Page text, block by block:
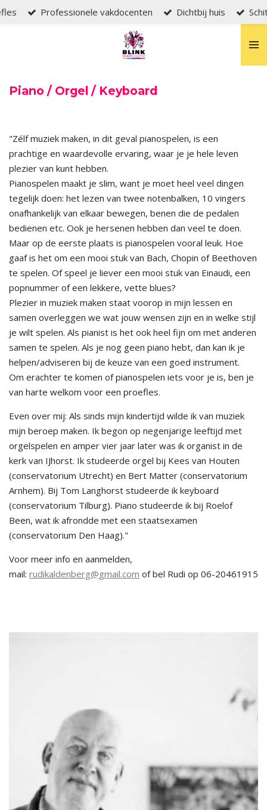
Ga
Professionele vakdocenten Dichtbij huis
Piano / Orgel / Keyboard
"Zélf muziek maken, in dit geval pianospelen, is een
prachtige en waardevolle ervaring, waar je je hele leven
plezier van kunt hebben.
Pianospelen maakt je slim, want je moet heel veel dingen
tegelijk doen: het lezen van twee notenbalken, 10 vingers
onafhankelijk van elkaar bewegen, benen die de pedalen
bedienen etc. Ook je hersenen hebben dan veel te doen.
Maar op de eerste plaats is pianospelen vooral leuk. Hoe
gaaf is het om een mooi stuk van Bach, Chopin of Beethoven
te spelen. Of speel je liever een mooi stuk van Einaudi, een
popnummer of een lekkere, vette blues?
Plezier in muziek maken staat voorop in mijn lessen en
samen overleggen we wat jouw wensen zijn en in welke stijl
je wilt spelen. Als pianist is het ook heel fijn om met anderen
samen te spelen. Als je nog geen piano hebt, dan kan ik je
helpen/adviseren bij de keuze van een goed instrument.
Om erachter te komen of pianospelen iets voor je is, ben je
van harte welkom voor een proefles.
Even over mij: Als sinds mijn kindertijd wilde ik van muziek
mijn beroep maken. Ik begon op negenjarige leeftijd met
orgelspelen en amper vier jaar later was ik organist in de
kerk van IJhorst. Ik studeerde orgel bij Kees van Houten
(conservatorium Utrecht) en Bert Matter (conservatorium
Arnhem). Bij Tom Langhorst studeerde ik keyboard
(conservatorium Tilburg). Piano studeerde ik bij Roelof
Been, wat ik afrondde met een staatsexamen
(conservatorium Den Haag)."
Voor meer info en aanmelden,
mail: rudikaldenberg@gmail.com of bel Rudi op 06-20461915